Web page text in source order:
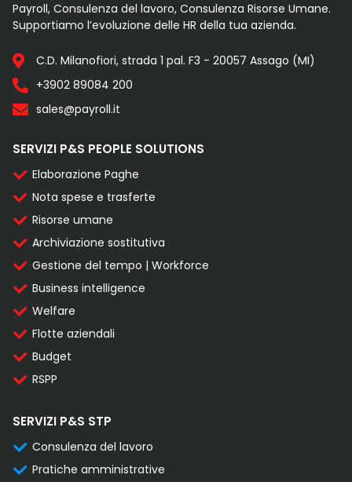
Payroll, Consulenza del lavoro, Consulenza Risorse Umane.
Supportiamo l’evoluzione delle HR della tua azienda.
C.D. Milanofiori, strada 1 pal. F3 - 20057 Assago (MI)
+3902 89084 200
sales@payroll.it
SERVIZI P&S PEOPLE SOLUTIONS
Elaborazione Paghe
Nota spese e trasferte
Risorse umane
Archiviazione sostitutiva
Gestione del tempo | Workforce
Business intelligence
Welfare
Flotte aziendali
Budget
RSPP
SERVIZI P&S STP
Consulenza del lavoro
Pratiche amministrative